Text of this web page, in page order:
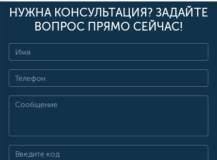
НУЖНА КОНСУЛЬТАЦИЯ? ЗАДАЙТЕ
ВОПРОС ПРЯМО СЕЙЧАС!